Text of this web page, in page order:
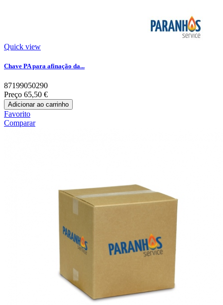
Quick view
Chave PA para afinação da...
87199050290
Preço 65,50 €
Adicionar ao carrinho
Favorito
Comparar